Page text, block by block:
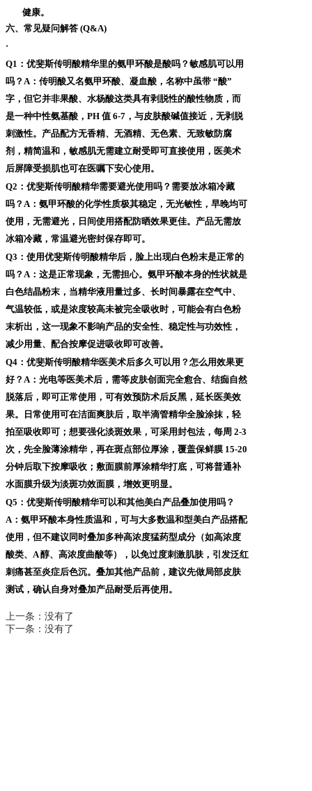
健康。
六、常见疑问解答 (Q&A)
·
Q1：优斐斯传明酸精华里的氨甲环酸是酸吗？敏感肌可以用
吗？ A：传明酸又名氨甲环酸、凝血酸，名称中虽带 “酸”
字，但它并非果酸、水杨酸这类具有剥脱性的酸性物质，而
是一种中性氨基酸，PH 值 6-7，与皮肤酸碱值接近，无剥脱
刺激性。产品配方无香精、无酒精、无色素、无致敏防腐
剂，精简温和，敏感肌无需建立耐受即可直接使用，医美术
后屏障受损肌也可在医嘱下安心使用。
Q2：优斐斯传明酸精华需要避光使用吗？需要放冰箱冷藏
吗？ A：氨甲环酸的化学性质极其稳定，无光敏性，早晚均可
使用，无需避光，日间使用搭配防晒效果更佳。产品无需放
冰箱冷藏，常温避光密封保存即可。
Q3：使用优斐斯传明酸精华后，脸上出现白色粉末是正常的
吗？ A：这是正常现象，无需担心。氨甲环酸本身的性状就是
白色结晶粉末，当精华液用量过多、长时间暴露在空气中、
气温较低，或是浓度较高未被完全吸收时，可能会有白色粉
末析出，这一现象不影响产品的安全性、稳定性与功效性，
减少用量、配合按摩促进吸收即可改善。
Q4：优斐斯传明酸精华医美术后多久可以用？怎么用效果更
好？ A：光电等医美术后，需等皮肤创面完全愈合、结痂自然
脱落后，即可正常使用，可有效预防术后反黑，延长医美效
果。日常使用可在洁面爽肤后，取半滴管精华全脸涂抹，轻
拍至吸收即可；想要强化淡斑效果，可采用封包法，每周 2-3
次，先全脸薄涂精华，再在斑点部位厚涂，覆盖保鲜膜 15-20
分钟后取下按摩吸收；敷面膜前厚涂精华打底，可将普通补
水面膜升级为淡斑功效面膜，增效更明显。
Q5：优斐斯传明酸精华可以和其他美白产品叠加使用吗？
A：氨甲环酸本身性质温和，可与大多数温和型美白产品搭配
使用，但不建议同时叠加多种高浓度猛药型成分（如高浓度
酸类、A 醇、高浓度曲酸等），以免过度刺激肌肤，引发泛红
刺痛甚至炎症后色沉。叠加其他产品前，建议先做局部皮肤
测试，确认自身对叠加产品耐受后再使用。
上一条： 没有了
下一条： 没有了